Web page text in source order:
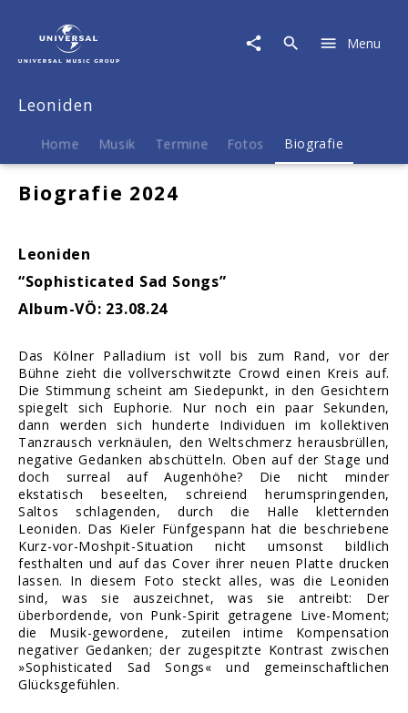
Biografie
Menu
Leoniden
Home Musik Termine Fotos Biografie
Biografie 2024
Leoniden
“Sophisticated Sad Songs”
Album-VÖ: 23.08.24
Das Kölner Palladium ist voll bis zum Rand, vor der
Bühne zieht die vollverschwitzte Crowd einen Kreis auf.
Die Stimmung scheint am Siedepunkt, in den Gesichtern
spiegelt sich Euphorie. Nur noch ein paar Sekunden,
dann werden sich hunderte Individuen im kollektiven
Tanzrausch verknäulen, den Weltschmerz herausbrüllen,
negative Gedanken abschütteln. Oben auf der Stage und
doch surreal auf Augenhöhe? Die nicht minder
ekstatisch beseelten, schreiend herumspringenden,
Saltos schlagenden, durch die Halle kletternden
Leoniden. Das Kieler Fünfgespann hat die beschriebene
Kurz-vor-Moshpit-Situation nicht umsonst bildlich
festhalten und auf das Cover ihrer neuen Platte drucken
lassen. In diesem Foto steckt alles, was die Leoniden
sind, was sie auszeichnet, was sie antreibt: Der
überbordende, von Punk-Spirit getragene Live-Moment;
die Musik-gewordene, zuteilen intime Kompensation
negativer Gedanken; der zugespitzte Kontrast zwischen
»Sophisticated Sad Songs« und gemeinschaftlichen
Glücksgefühlen.